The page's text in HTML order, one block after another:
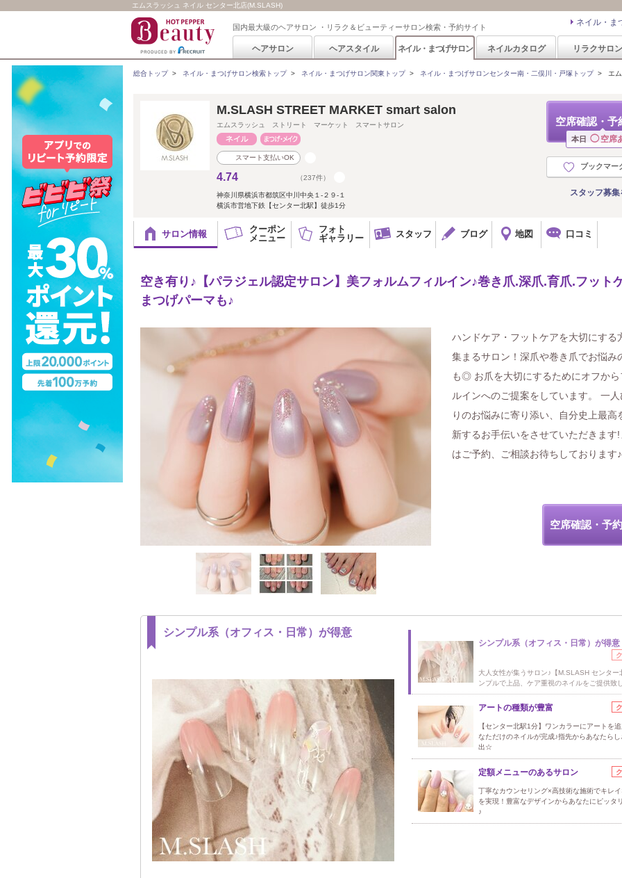
エムスラッシュ ネイル センター北店(M.SLASH)
国内最大級のヘアサロン ・リラク＆ビューティーサロン検索・予約サイト ネイル・ま
ヘアサロン ヘアスタイル ネイル・まつげサロン ネイルカタログ リラクサロン
総合トップ> ネイル・まつげサロン検索トップ> ネイル・まつげサロン関東トップ> ネイル・まつげサロンセンター南・二俣川・戸塚トップ> エ
空席確認・予
本日 ◯ 空席
ブックマー
スタッフ募
M.SLASH STREET MARKET smart salon
エムスラッシュ ストリート マーケット スマートサロン
スマート支払いOK
4.74 （237件）
神奈川県横浜市都筑区中川中央１-２９-１
横浜市営地下鉄【センター北駅】徒歩1分
サロン情報
クーポン
メニュー
フォト
ギャラリー
スタッフ ブログ 地図 口コミ
空き有り♪【パラジェル認定サロン】美フォルムフィルイン♪巻き爪.深爪.育爪.フット
まつげパーマも♪
ハンドケア・フットケアを大切にする
集まるサロン！深爪や巻き爪でお悩み
も◎ お爪を大切にするためにオフから
ルインへのご提案をしています。 一
りのお悩みに寄り添い、自分史上最高
新するお手伝いをさせていただきます!
はご予約、ご相談お待ちしております♪
空席確認・予
シンプル系（オフィス・日常）が得意
シンプル系（オフィス・日常）が得意
大人女性が集うサロン♪【M.SLASH センター
ンプルで上品、ケア重視のネイルをご提供致
アートの種類が豊富
【センター北駅1分】ワンカラーにアートを
なただけのネイルが完成♪指先からあなたら
出☆
定額メニューのあるサロン
丁寧なカウンセリング×高技術な施術でキレ
を実現！豊富なデザインからあなたにピッタ
♪